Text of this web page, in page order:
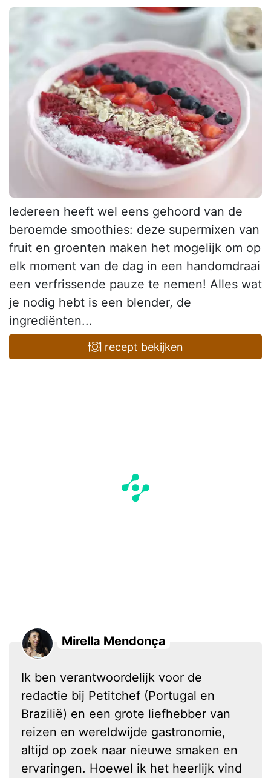
Iedereen heeft wel eens gehoord van de
beroemde smoothies: deze supermixen van
fruit en groenten maken het mogelijk om op
elk moment van de dag in een handomdraai
een verfrissende pauze te nemen! Alles wat
je nodig hebt is een blender, de
ingrediënten...
recept bekijken
Mirella Mendonça
Ik ben verantwoordelijk voor de
redactie bij Petitchef (Portugal en
Brazilië) en een grote liefhebber van
reizen en wereldwijde gastronomie,
altijd op zoek naar nieuwe smaken en
ervaringen. Hoewel ik het heerlijk vind